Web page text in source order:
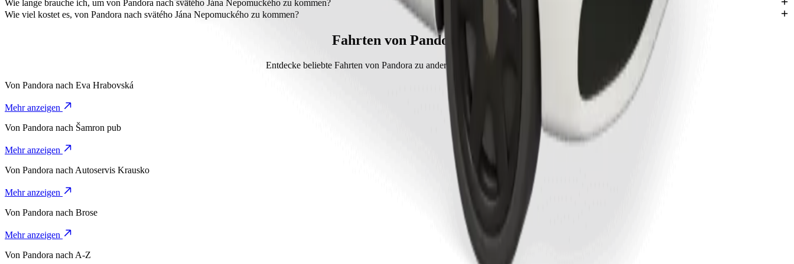
svätého Jána Nepomuckého ist ungefähr 2,9 km von Pandora entfernt.
Wie lange brauche ich, um von Pandora nach svätého Jána Nepomuckého zu kommen?
Die Fahrt von Pandora nach svätého Jána Nepomuckého mit Bolt dauert etwa 6 Min..
Wie viel kostet es, von Pandora nach svätého Jána Nepomuckého zu kommen?
Fahrten von Pandora
Entdecke beliebte Fahrten von Pandora zu anderen Orten in Prievidza.
Von Pandora nach Eva Hrabovská
Mehr anzeigen
Von Pandora nach Šamron pub
Mehr anzeigen
Von Pandora nach Autoservis Krausko
Mehr anzeigen
Von Pandora nach Brose
Mehr anzeigen
Von Pandora nach A-Z